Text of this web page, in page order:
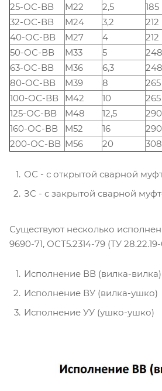
25-ОС-ВВ
М22 2,5 185
32-ОС-ВВ
М24 3,2 212
40-ОС-ВВ
М27 4 212
50-ОС-ВВ
М33 5 248
63-ОС-ВВ
М36 6,3 248
80-ОС-ВВ
М39 8 265
100-ОС-ВВ
М42 10 265
125-ОС-ВВ
М48 12,5 290
160-ОС-ВВ
М52 16 290
200-ОС-ВВ М56 20 308
ОС - с открытой сварной
ЗС - с закрытой сварной
Существуют несколько
9690-71, ОСТ5.2314-79 (ТУ
Исполнение ВВ (вилка-вилка)
Исполнение ВУ (вилка-ушко)
Исполнение УУ (ушко-ушко)